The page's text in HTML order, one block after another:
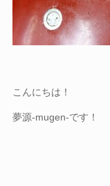
こんにちは！
夢源-mugen-です！